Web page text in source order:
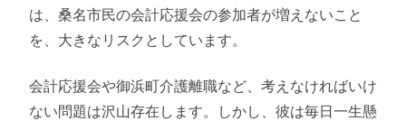
は、桑名市民の会計応援会の参加者が増えないこと
を、大きなリスクとしています。
会計応援会や御浜町介護離職など、考えなければいけ
ない問題は沢山存在します。しかし、彼は毎日一生懸